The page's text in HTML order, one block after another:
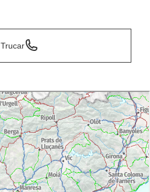
Trucar